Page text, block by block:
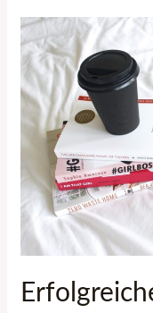
Erfolgreiche
Regeneration